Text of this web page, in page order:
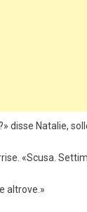
disse Natalie,
«Scusa.
altrove.»